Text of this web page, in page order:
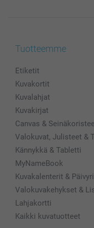
Tuotteemme
Etiketit
Kuvakortit
Kuvalahjat
Kuvakirjat
Canvas &
Valokuvat, Julisteet &
Kännykkä & Tabletti
MyNameBook
Kuvakalenterit &
Valokuvakehykset &
Lahjakortti
Kaikki kuvatuotteet